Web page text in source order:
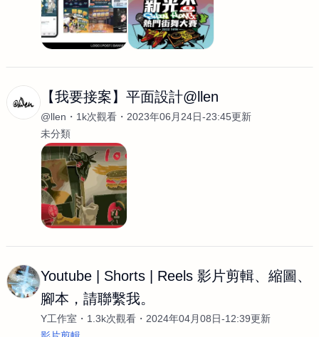
【我要接案】平面設計@llen
@llen 1k次觀看
2023年06月24日-23:45更新
未分類
Youtube | Shorts | Reels 影片剪輯、縮圖、
腳本，請聯繫我。
Y工作室 1.3k次觀看
2024年04月08日-12:39更新